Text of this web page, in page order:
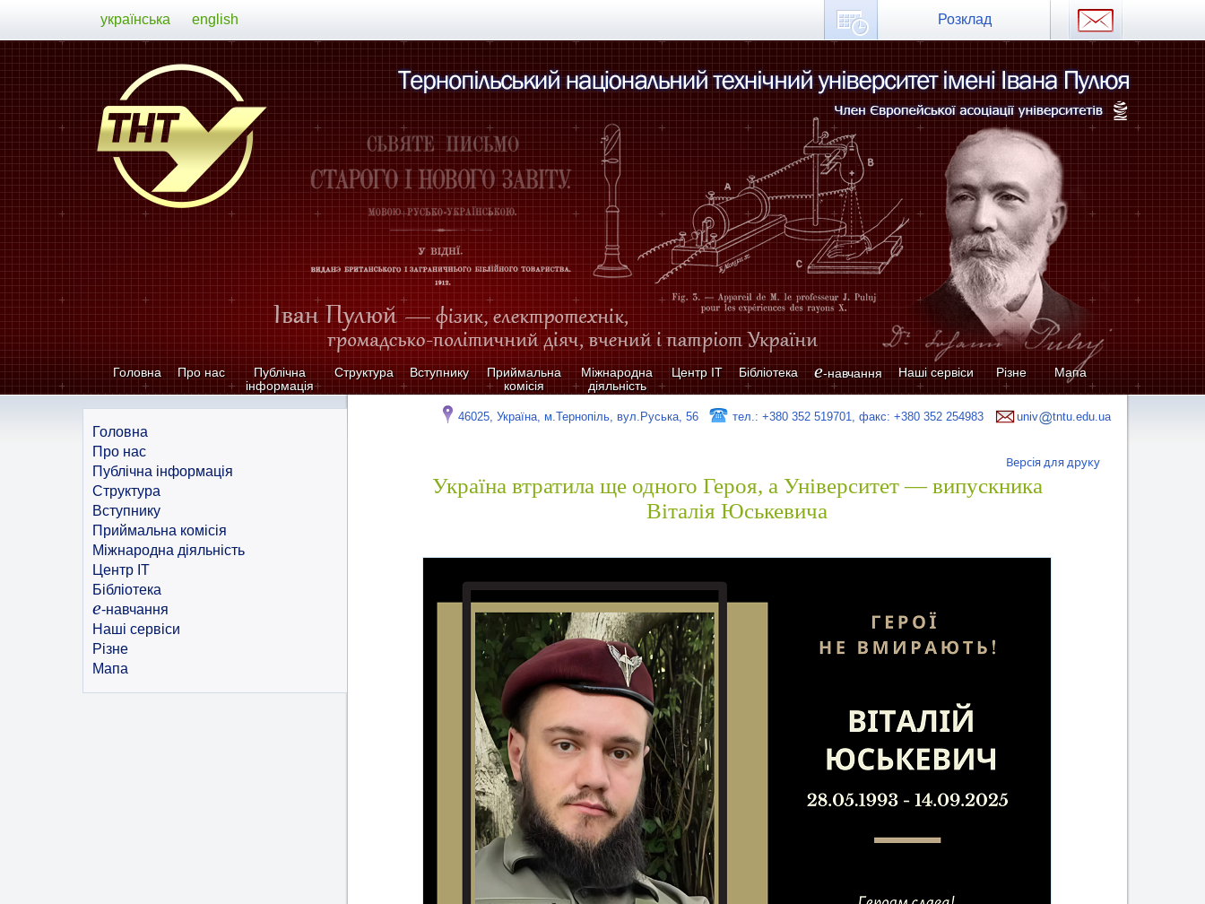
Розклад
українська english
Головна Про нас
Публічна
інформація
Структура Вступнику
Приймальна
комісія
Міжнародна
діяльність
Центр ІТ Бібліотека e-навчання Наші сервіси Різне Мапа
Головна
Про нас
Публічна інформація
Структура
Вступнику
Приймальна комісія
Міжнародна діяльність
Центр ІТ
Бібліотека
e-навчання
Наші сервіси
Різне
Мапа
46025, Україна, м.Тернопіль, вул.Руська, 56 тел.: +380 352 519701, факс: +380 352 254983 univ tntu.edu.ua
Версія для друку
Україна втратила ще одного Героя, а Університет — випускника
Віталія Юськевича